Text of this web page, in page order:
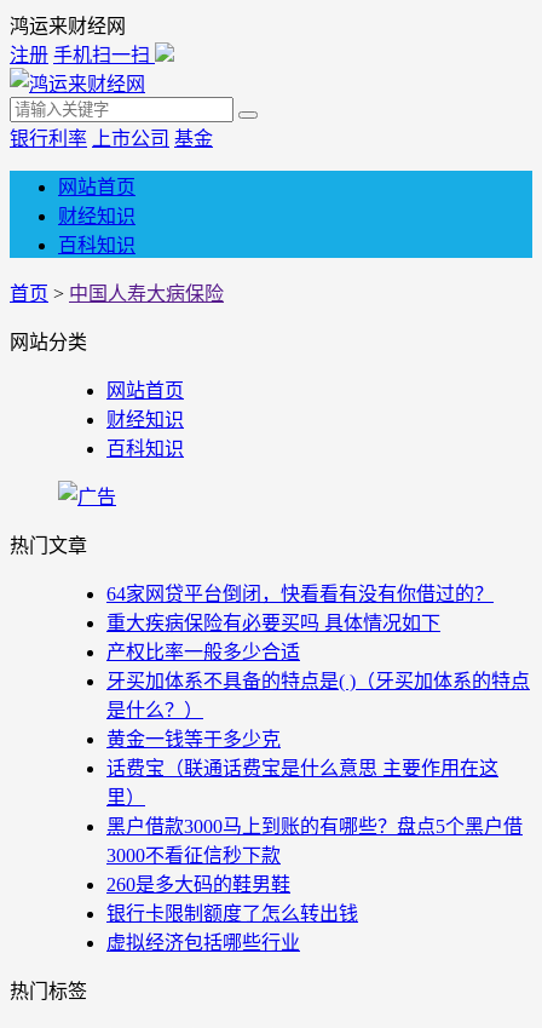
鸿运来财经网
注册 手机扫一扫
银行利率 上市公司 基金
网站首页
财经知识
百科知识
首页 > 中国人寿大病保险
网站分类
网站首页
财经知识
百科知识
热门文章
64家网贷平台倒闭，快看看有没有你借过的？
重大疾病保险有必要买吗 具体情况如下
产权比率一般多少合适
牙买加体系不具备的特点是( )（牙买加体系的特点
是什么？）
黄金一钱等于多少克
话费宝（联通话费宝是什么意思 主要作用在这
里）
黑户借款3000马上到账的有哪些？盘点5个黑户借
3000不看征信秒下款
260是多大码的鞋男鞋
银行卡限制额度了怎么转出钱
虚拟经济包括哪些行业
热门标签